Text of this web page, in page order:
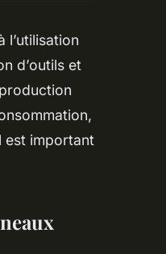
l’utilisation
d’outils et
est important